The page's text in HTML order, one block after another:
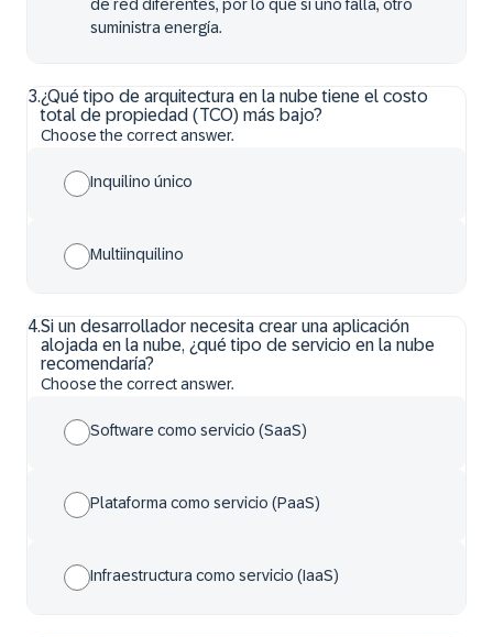
de red diferentes, por lo que si uno falla, otro
suministra energía.
3.¿Qué tipo de arquitectura en la nube tiene el costo
total de propiedad (TCO) más bajo?
Choose the correct answer.
Inquilino único
Multiinquilino
4.Si un desarrollador necesita crear una aplicación
alojada en la nube, ¿qué tipo de servicio en la nube
recomendaría?
Choose the correct answer.
Software como servicio (SaaS)
Plataforma como servicio (PaaS)
Infraestructura como servicio (IaaS)